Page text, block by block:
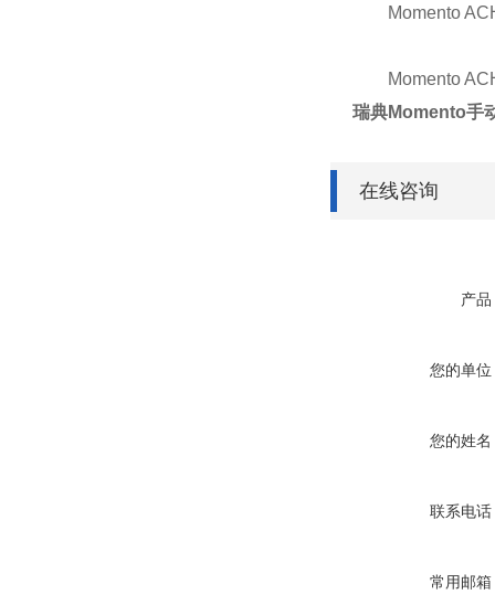
Momento
Momento
瑞典Momento手
在线咨询
产品
您的单位
您的姓名
联系电话
常用邮箱